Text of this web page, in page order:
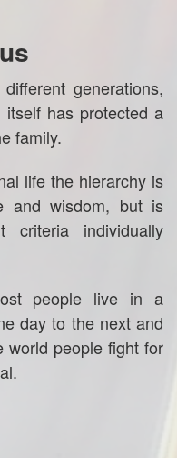
generations,
has protected a
family.
life the hierarchy is
and wisdom, but is
criteria individually
people live in a
day to the next and
world people fight for